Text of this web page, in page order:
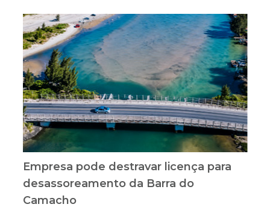
Empresa pode destravar licença para
desassoreamento da Barra do
Camacho